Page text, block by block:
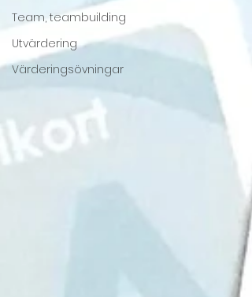
Team, teambuilding
Utvärdering
Värderingsövningar